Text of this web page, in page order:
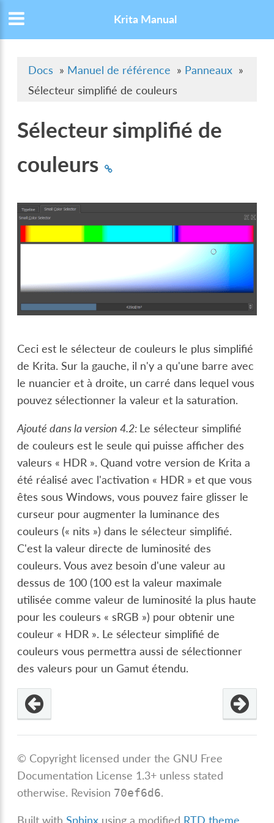
Krita Manual
Docs » Manuel de référence » Panneaux »
Sélecteur simplifié de couleurs
Sélecteur simplifié de
couleurs
Ceci est le sélecteur de couleurs le plus simplifié
de Krita. Sur la gauche, il n'y a qu'une barre avec
le nuancier et à droite, un carré dans lequel vous
pouvez sélectionner la valeur et la saturation.
Ajouté dans la version 4.2: Le sélecteur simplifié
de couleurs est le seule qui puisse afficher des
valeurs « HDR ». Quand votre version de Krita a
été réalisé avec l'activation « HDR » et que vous
êtes sous Windows, vous pouvez faire glisser le
curseur pour augmenter la luminance des
couleurs (« nits ») dans le sélecteur simplifié.
C'est la valeur directe de luminosité des
couleurs. Vous avez besoin d'une valeur au
dessus de 100 (100 est la valeur maximale
utilisée comme valeur de luminosité la plus haute
pour les couleurs « sRGB ») pour obtenir une
couleur « HDR ». Le sélecteur simplifié de
couleurs vous permettra aussi de sélectionner
des valeurs pour un Gamut étendu.
© Copyright licensed under the GNU Free
Documentation License 1.3+ unless stated
otherwise. Revision 70ef6d6.
Built with Sphinx using a modified RTD theme